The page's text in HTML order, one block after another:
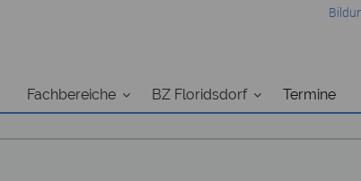
Fachbereiche BZ Floridsdorf Termine